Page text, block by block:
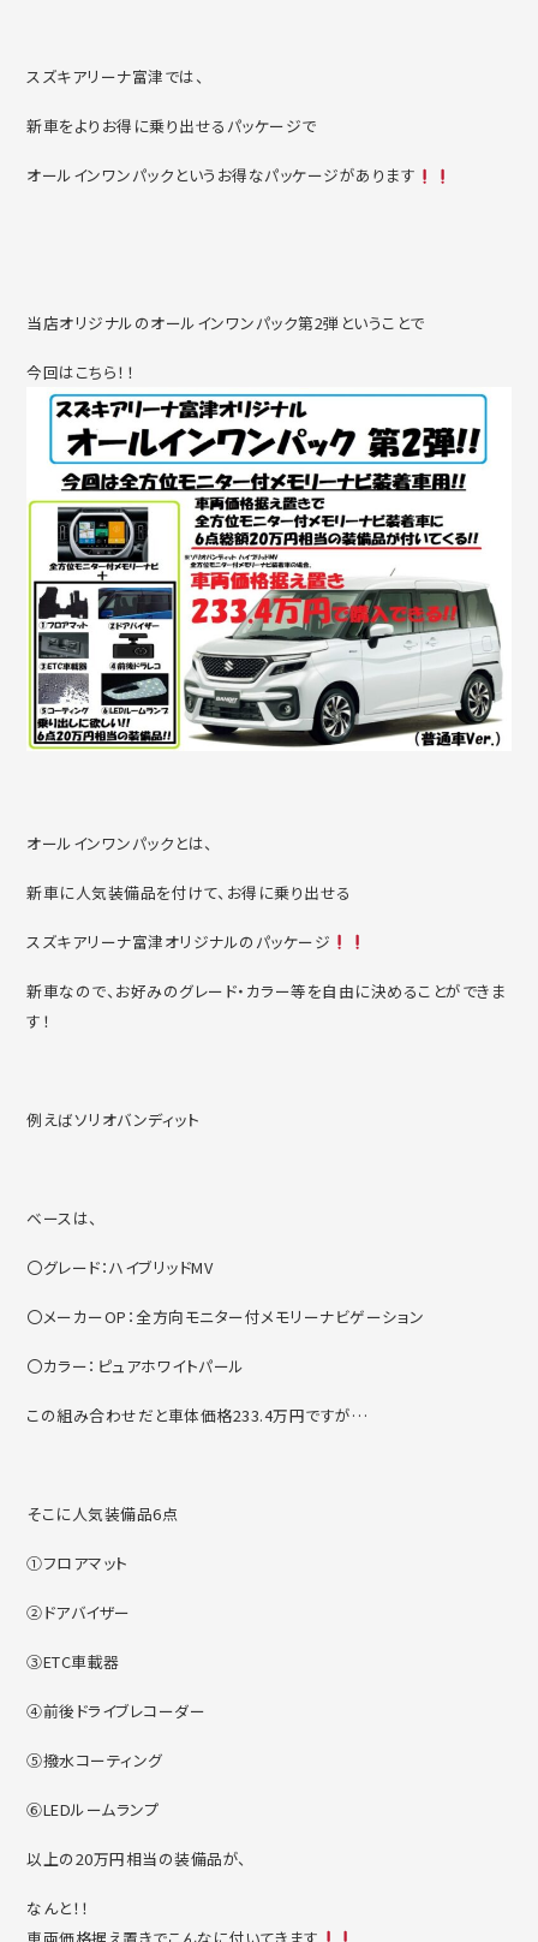
スズキアリーナ富津では、
新車をよりお得に乗り出せるパッケージで
オールインワンパックというお得なパッケージがあります
当店オリジナルのオールインワンパック第2弾ということで
今回はこちら！！
オールインワンパックとは、
新車に人気装備品を付けて、お得に乗り出せる
スズキアリーナ富津オリジナルのパッケージ
新車なので、お好みのグレード・カラー等を自由に決めることができま
す！
例えばソリオバンディット
ベースは、
〇グレード：ハイブリッドMV
〇メーカーOP：全方向モニター付メモリーナビゲーション
〇カラー：ピュアホワイトパール
この組み合わせだと車体価格233.4万円ですが…
そこに人気装備品6点
①フロアマット
②ドアバイザー
③ETC車載器
④前後ドライブレコーダー
⑤撥水コーティング
⑥LEDルームランプ
以上の20万円相当の装備品が、
なんと！！